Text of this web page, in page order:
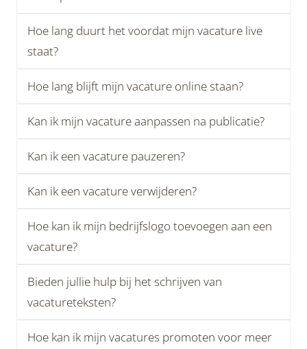
Hoe lang duurt het voordat mijn vacature live
staat?
Hoe lang blijft mijn vacature online staan?
Kan ik mijn vacature aanpassen na publicatie?
Kan ik een vacature pauzeren?
Kan ik een vacature verwijderen?
Hoe kan ik mijn bedrijfslogo toevoegen aan een
vacature?
Bieden jullie hulp bij het schrijven van
vacatureteksten?
Hoe kan ik mijn vacatures promoten voor meer